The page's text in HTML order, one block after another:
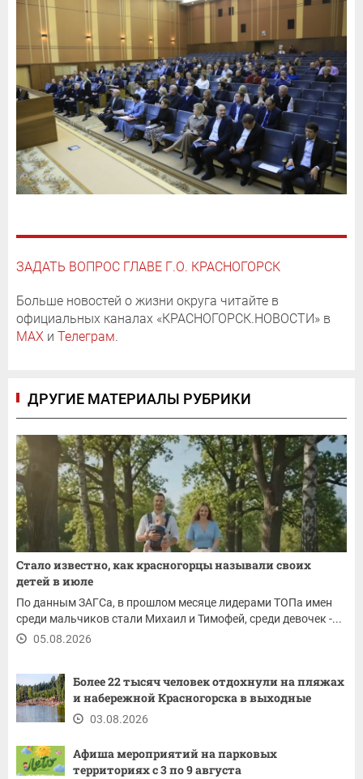
ЗАДАТЬ ВОПРОС ГЛАВЕ Г.О. КРАСНОГОРСК
Больше новостей о жизни округа читайте в
официальных каналах «КРАСНОГОРСК.НОВОСТИ» в
MAX и Телеграм.
ДРУГИЕ МАТЕРИАЛЫ РУБРИКИ
Стало известно, как красногорцы называли своих
детей в июле
По данным ЗАГСа, в прошлом месяце лидерами ТОПа имен
среди мальчиков стали Михаил и Тимофей, среди девочек -...
05.08.2026
Более 22 тысяч человек отдохнули на пляжах
и набережной Красногорска в выходные
03.08.2026
Афиша мероприятий на парковых
территориях с 3 по 9 августа